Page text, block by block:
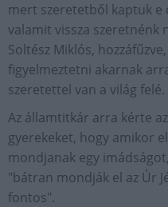
mert szeretetből kaptuk e
valamit vissza szeretnénk
Soltész Miklós,
figyelmeztetni akarnak
szeretettel van a világ felé.
Az államtitkár arra kérte
gyerekeket, hogy amikor
mondjanak egy
"bátran mondják el az Úr
fontos".